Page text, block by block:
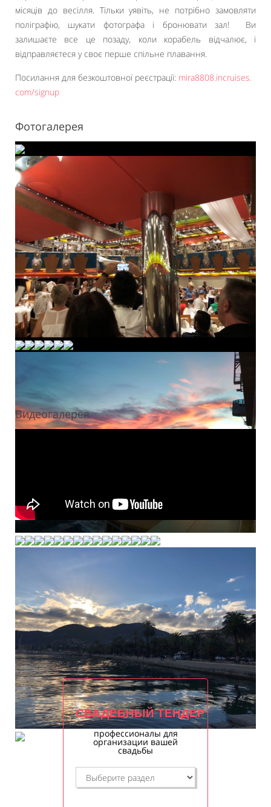
місяців до весілля. Тільки уявіть, не потрібно замовляти
поліграфію, шукати фотографа і бронювати зал! Ви
залишаєте все це позаду, коли корабель відчалює, і
відправляєтеся у своє перше спільне плавання.
Посилання для безкоштовної реєстрації: mira8808.incruises.
com/signup
Фотогалерея
Видеогалерея
СВАДЕБНЫЙ ТЕНДЕР
профессионалы для
организации вашей
свадьбы